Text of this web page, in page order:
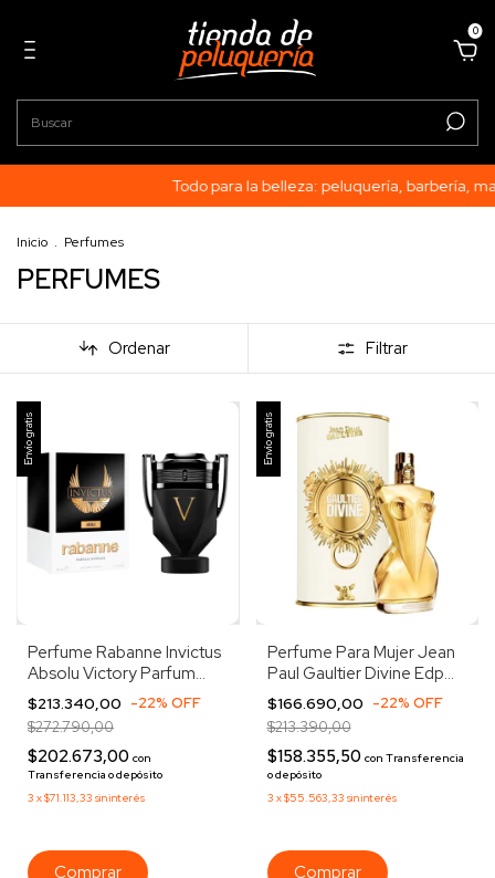
0
Todo para la belleza: peluquería, barbería,
Inicio . Perfumes
PERFUMES
Ordenar Filtrar
Envío gratis
Perfume Rabanne Invictus
Absolu Victory Parfum
Intense 50ml
$213.340,00 -22% OFF
$272.790,00
$202.673,00 con
Transferencia o depósito
3 x$71.113,33 sin interés
Envío gratis
Perfume Para Mujer Jean
Paul Gaultier Divine Edp
30ml
$166.690,00 -22% OFF
$213.390,00
$158.355,50 con Transferencia
o depósito
3 x$55.563,33 sin interés